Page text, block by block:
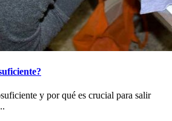
y por qué es crucial para salir